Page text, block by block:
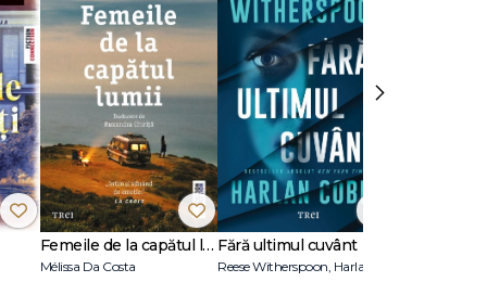
Born
Femeile de la capătul lumii
Mélissa Da Costa
Fără ultimul cuvânt
›